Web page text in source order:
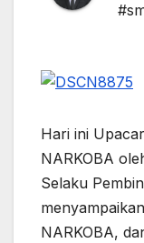
Hari ini
NARKOBA
Selaku
NARKOBA,